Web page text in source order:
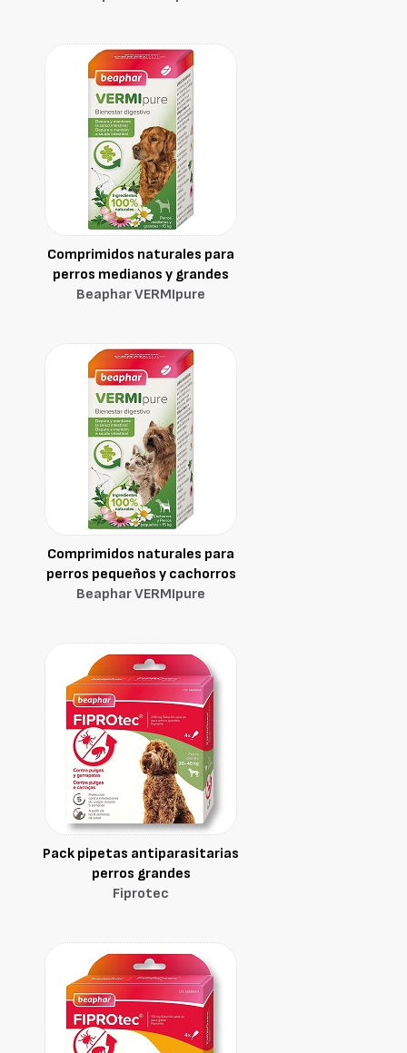
Comprimidos naturales para
perros medianos y grandes
Beaphar VERMIpure
Comprimidos naturales para
perros pequeños y cachorros
Beaphar VERMIpure
Pack pipetas antiparasitarias
perros grandes
Fiprotec